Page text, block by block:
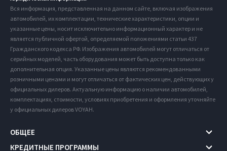
Вся информация, представленная на данном сайте, включая изображения
автомобилей, их комплектации, технические характеристики, опции и
указанные цены, носит исключительно информационный характер и не
является публичной офертой, определяемой положениями статьи 437
Гражданского кодекса РФ. Изображения автомобилей могут отличаться от
серийных моделей, часть оборудования может быть доступна только как
дополнительная опция. Указанные цены являются рекомендованными
розничными ценами и могут отличаться от фактических цен, действующих у
официальных дилеров. Актуальную информацию о наличии автомобилей,
комплектациях, стоимости, условиях приобретения и оформления уточняйте
у официальных дилеров VOYAH.
ОБЩЕЕ
КРЕДИТНЫЕ ПРОГРАММЫ